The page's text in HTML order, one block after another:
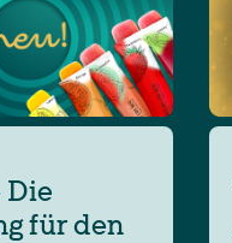
Die
für den